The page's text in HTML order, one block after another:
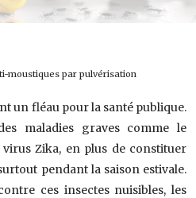
moustiques par pulvérisation
un fléau pour la santé publique.
maladies graves comme le
Zika, en plus de constituer
pendant la saison estivale.
ces insectes nuisibles, les